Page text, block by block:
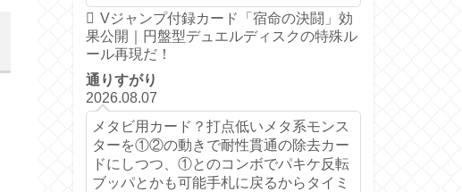
Vジャンプ付録カード「宿命の決闘」効
果公開｜円盤型デュエルディスクの特殊ル
ール再現だ！
通りすがり
2026.08.07
メタビ用カード？打点低いメタ系モンス
ターを①②の動きで耐性貫通の除去カー
ドにしつつ、①とのコンボでパキケ反転
ブッパとかも可能手札に戻るからタイミ